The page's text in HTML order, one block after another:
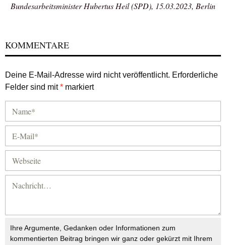
Bundesarbeitsminister Hubertus Heil (SPD), 15.03.2023, Berlin
KOMMENTARE
Deine E-Mail-Adresse wird nicht veröffentlicht. Erforderliche
Felder sind mit* markiert
Ihre Argumente, Gedanken oder Informationen zum
kommentierten Beitrag bringen wir ganz oder gekürzt mit Ihrem